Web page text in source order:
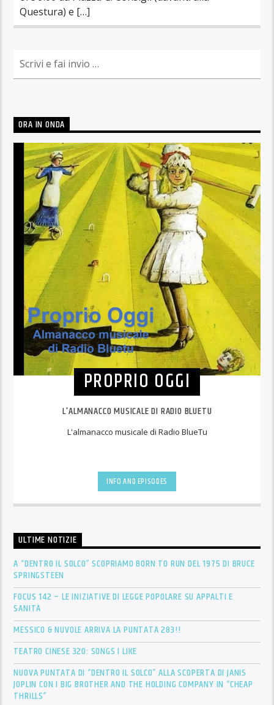
Questura) e […]
ORA IN ONDA
PROPRIO OGGI
L'ALMANACCO MUSICALE DI RADIO BLUETU
L'almanacco musicale di Radio BlueTu
INFO AND EPISODES
ULTIME NOTIZIE
A “DENTRO IL SOLCO” SCOPRIAMO BORN TO RUN DEL 1975 DI BRUCE
SPRINGSTEEN
FOCUS 142 – LE INIZIATIVE DI LEGGE POPOLARE SU APPALTI E
SANITÀ
MESSICO & NUVOLE ARRIVA LA PUNTATA 283!!
TEATRO CINESE 320: SONGS I LIKE
NUOVA PUNTATA DI “DENTRO IL SOLCO” ALLA SCOPERTA DI JANIS
JOPLIN CON I BIG BROTHER AND THE HOLDING COMPANY IN “CHEAP
THRILLS”